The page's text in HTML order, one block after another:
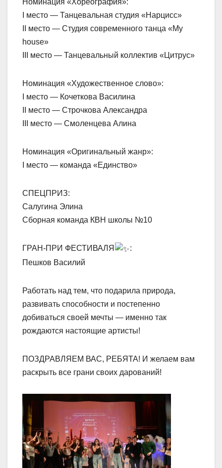
Номинация «Хореография»:
I место — Танцевальная студия «Нарцисс»
II место — Студия современного танца «My
house»
III место — Танцевальный коллектив «Цитрус»
Номинация «Художественное слово»:
I место — Кочеткова Василина
II место — Строчкова Александра
III место — Смоленцева Алина
Номинация «Оригинальный жанр»:
I место — команда «Единство»
СПЕЦПРИЗ:
Салугина Элина
Сборная команда КВН школы №10
ГРАН-ПРИ ФЕСТИВАЛЯ
:
Пешков Василий
Работать над тем, что подарила природа,
развивать способности и постепенно
добиваться своей мечты — именно так
рождаются настоящие артисты!
ПОЗДРАВЛЯЕМ ВАС, РЕБЯТА! И желаем вам
раскрыть все грани своих дарований!